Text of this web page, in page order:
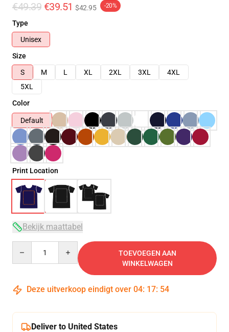
€49.39 €39.51 $42.95 -20%
Type
Unisex
Size
S
M L XL 2XL 3XL
4XL
5XL
Color
Default
Print Location
Bekijk maattabel
TOEVOEGEN AAN
WINKELWAGEN
Deze uitverkoop eindigt over 04: 17: 54
Deliver to United States